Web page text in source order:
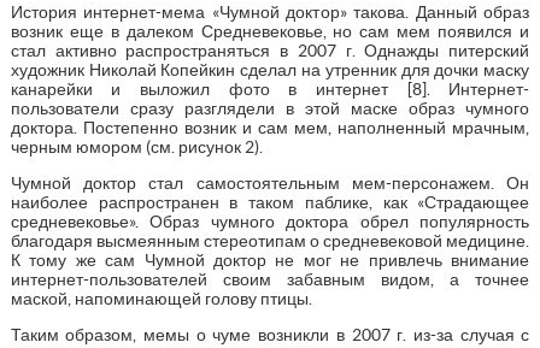
История интернет-мема «Чумной доктор» такова. Данный образ
возник еще в далеком Средневековье, но сам мем появился и
стал активно распространяться в 2007 г. Однажды питерский
художник Николай Копейкин сделал на утренник для дочки маску
канарейки и выложил фото в интернет [8]. Интернет-
пользователи сразу разглядели в этой маске образ чумного
доктора. Постепенно возник и сам мем, наполненный мрачным,
черным юмором (см. рисунок 2).
Чумной доктор стал самостоятельным мем-персонажем. Он
наиболее распространен в таком паблике, как «Страдающее
средневековье». Образ чумного доктора обрел популярность
благодаря высмеянным стереотипам о средневековой медицине.
К тому же сам Чумной доктор не мог не привлечь внимание
интернет-пользователей своим забавным видом, а точнее
маской, напоминающей голову птицы.
Таким образом, мемы о чуме возникли в 2007 г. из-за случая с